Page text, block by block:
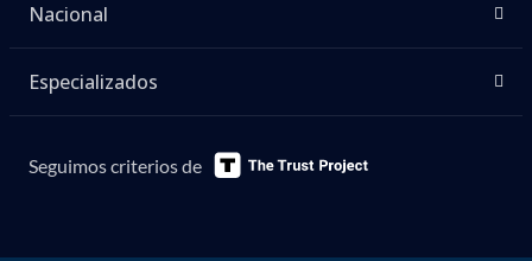
Nacional
Especializados
Seguimos criterios de